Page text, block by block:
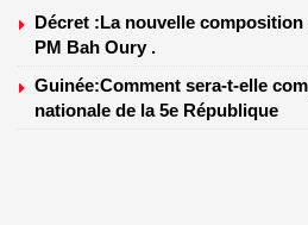
Décret :La nouvelle
PM Bah Oury .
Guinée:Comment sera-t-elle
nationale de la 5e République